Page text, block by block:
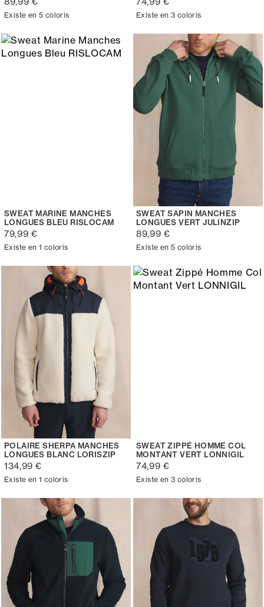
Existe en 5 coloris Existe en 3 coloris
SWEAT MARINE MANCHES
LONGUES BLEU RISLOCAM
79,99 €
Existe en 1 coloris
SWEAT SAPIN MANCHES
LONGUES VERT JULINZIP
89,99 €
Existe en 5 coloris
POLAIRE SHERPA MANCHES
LONGUES BLANC LORISZIP
134,99 €
Existe en 1 coloris
SWEAT ZIPPÉ HOMME COL
MONTANT VERT LONNIGIL
74,99 €
Existe en 3 coloris